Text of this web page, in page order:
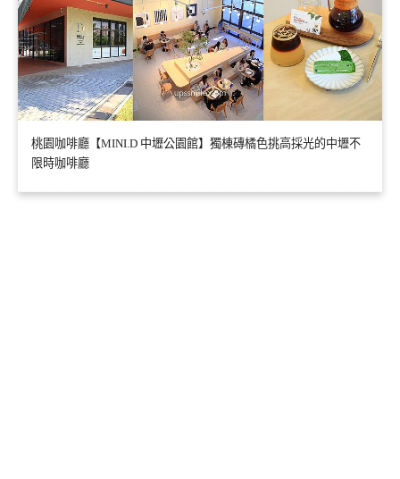
桃園咖啡廳【MINI.D 中壢公園館】獨棟磚橘色挑高採光的中壢不
限時咖啡廳